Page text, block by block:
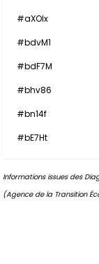
#aXOIx
#bdvM1
#bdF7M
#bhv86
#bn14f
#bE7Ht
Informations issues des
(Agence de la Transition